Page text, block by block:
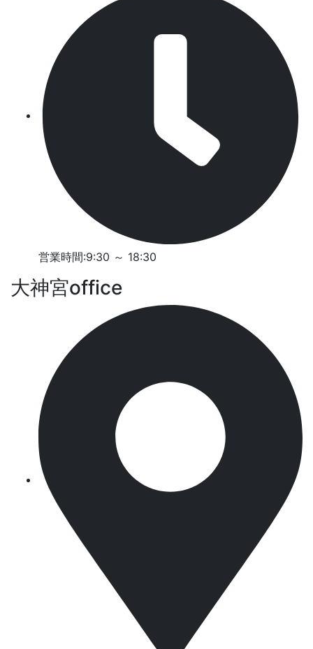
営業時間:9:30 ～ 18:30
大神宮office